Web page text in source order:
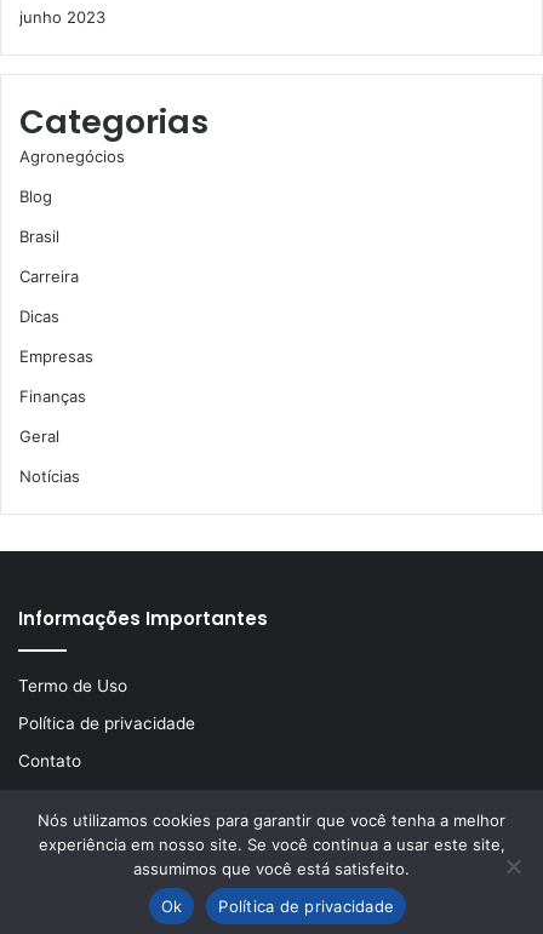
junho 2023
Categorias
Agronegócios
Blog
Brasil
Carreira
Dicas
Empresas
Finanças
Geral
Notícias
Informações Importantes
Termo de Uso
Política de privacidade
Contato
© Copyright 2026, Todos os direitos reservados | Desenvolvido
porLA Comunicações
Nós utilizamos cookies para garantir que você tenha a melhor
experiência em nosso site. Se você continua a usar este site,
assumimos que você está satisfeito.
Ok
Política de privacidade